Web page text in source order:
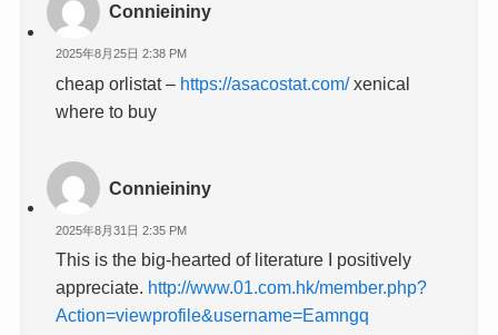
Connieininy
2025年8月25日 2:38 PM
cheap orlistat – https://asacostat.com/xenical
where to buy
Connieininy
2025年8月31日 2:35 PM
This is the big-hearted of literature I positively
appreciate. http://www.01.com.hk/member.php?
Action=viewprofile&username=Eamngq